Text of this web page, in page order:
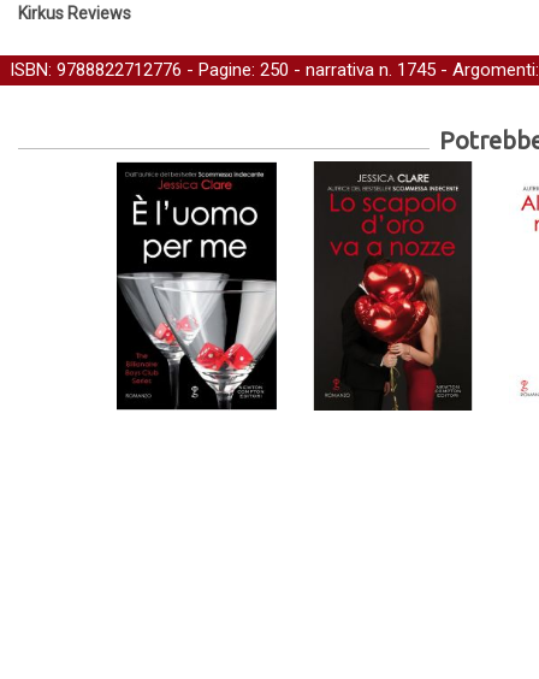
Kirkus Reviews
ISBN: 9788822712776 - Pagine: 250 - narrativa n. 1745 -